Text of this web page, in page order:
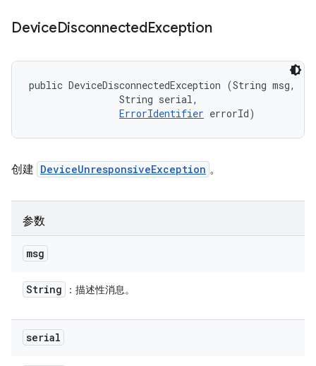
DeviceDisconnectedException
public DeviceDisconnectedException (String msg,
                String serial,
ErrorIdentifier errorId)
创建 DeviceUnresponsiveException 。
参数
msg
String ：描述性消息。
serial